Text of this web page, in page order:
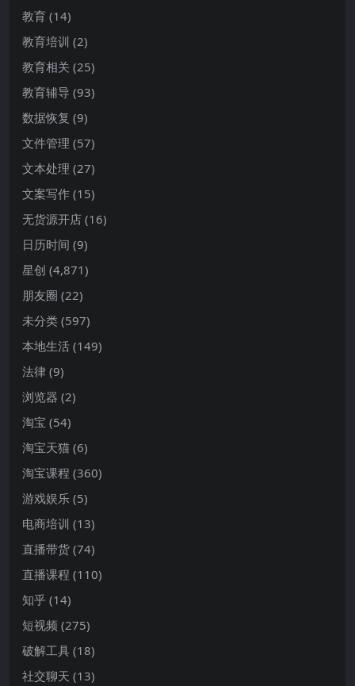
教育 (14)
教育培训 (2)
教育相关 (25)
教育辅导 (93)
数据恢复 (9)
文件管理 (57)
文本处理 (27)
文案写作 (15)
无货源开店 (16)
日历时间 (9)
星创 (4,871)
朋友圈 (22)
未分类 (597)
本地生活 (149)
法律 (9)
浏览器 (2)
淘宝 (54)
淘宝天猫 (6)
淘宝课程 (360)
游戏娱乐 (5)
电商培训 (13)
直播带货 (74)
直播课程 (110)
知乎 (14)
短视频 (275)
破解工具 (18)
社交聊天 (13)